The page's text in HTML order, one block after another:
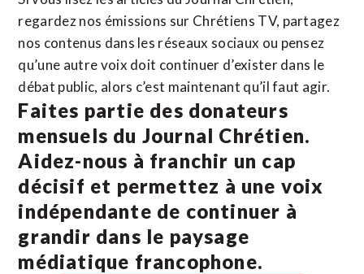
regardez nos émissions sur Chrétiens TV, partagez
nos contenus dans les réseaux sociaux ou pensez
qu’une autre voix doit continuer d’exister dans le
débat public, alors c’est maintenant qu’il faut agir.
Faites partie des donateurs
mensuels du Journal Chrétien.
Aidez-nous à franchir un cap
décisif et permettez à une voix
indépendante de continuer à
grandir dans le paysage
médiatique francophone.